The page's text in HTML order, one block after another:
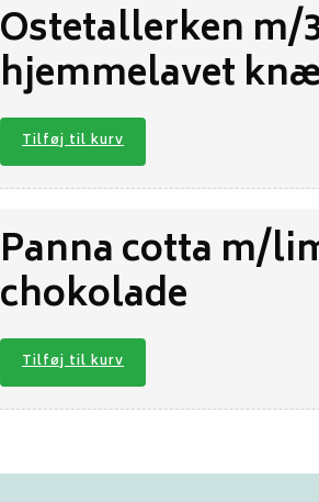
Ostetallerken m/
hjemmelavet
Tilføj til kurv
Panna cotta m/
chokolade
Tilføj til kurv